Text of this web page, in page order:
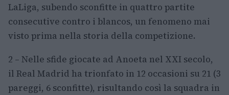
LaLiga, subendo sconfitte in quattro partite
consecutive contro i blancos, un fenomeno mai
visto prima nella storia della competizione.
2 – Nelle sfide giocate ad Anoeta nel XXI secolo,
il Real Madrid ha trionfato in 12 occasioni su 21 (3
pareggi, 6 sconfitte), risultando così la squadra in